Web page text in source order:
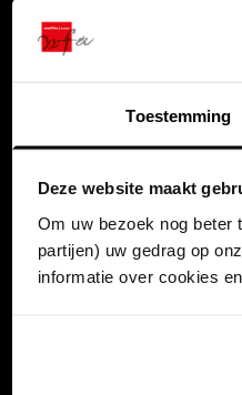
Toestemming
Deze website maakt
Om uw bezoek nog beter
partijen) uw gedrag op
informatie over cookies